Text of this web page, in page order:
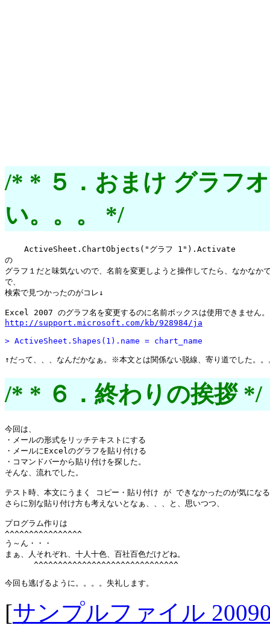
/* * ５．おまけ グラフ
い。。。 */
    ActiveSheet.ChartObjects("グラフ 1").Activate
の
グラフ１だと味気ないので、名前を変更しようと操作してたら、なかなか
で、
検索で見つかったのがコレ↓
http://support.microsoft.com/kb/928984/ja
> ActiveSheet.Shapes(1).name = chart_name
/* * ６．終わりの挨拶 */
今回は、
・メールの形式をリッチテキストにする
・メールにExcelのグラフを貼り付ける
・コマンドバーから貼り付けを探した。
そんな、流れでした。
テスト時、本文にうまく コピー・貼り付け が できなかったのが気にな
さらに別な貼り付け方も考えないとなぁ、、、と、思いつつ、
プログラム作りは
^^^^^^^^^^^^^^^^
う～ん・・・
まぁ、人それぞれ、十人十色、百社百色だけどね。
      ^^^^^^^^^^^^^^^^^^^^^^^^^^^^^^
[サンプルファイル